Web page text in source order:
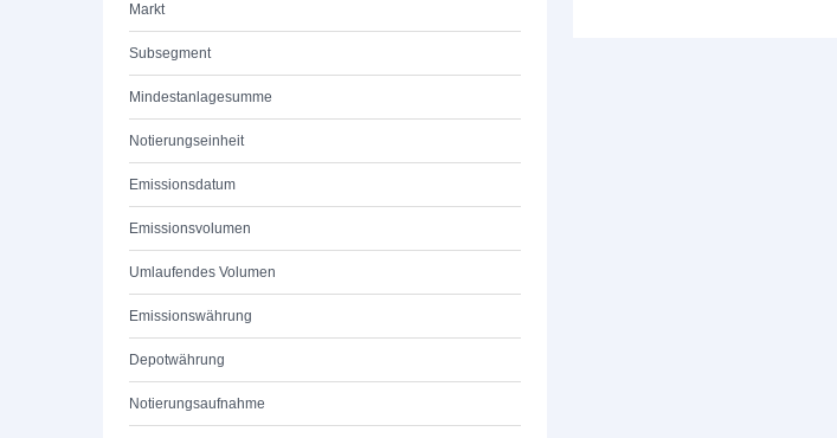
Markt
Subsegment
Mindestanlagesumme
Notierungseinheit
Emissionsdatum
Emissionsvolumen
Umlaufendes Volumen
Emissionswährung
Depotwährung
Notierungsaufnahme